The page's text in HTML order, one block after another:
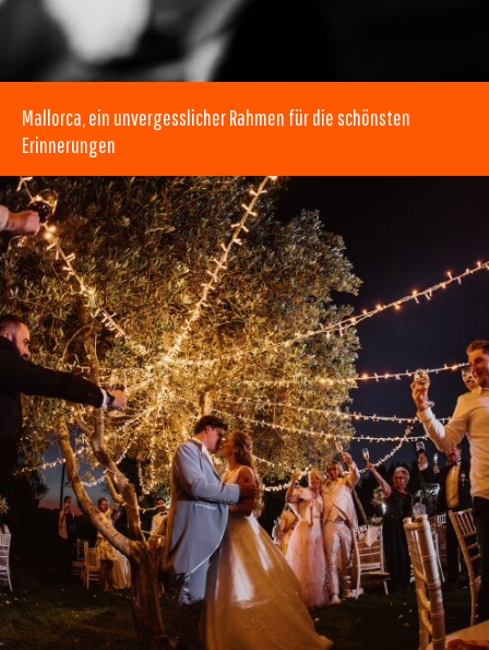
Mallorca, ein unvergesslicher Rahmen für die schönsten
Erinnerungen